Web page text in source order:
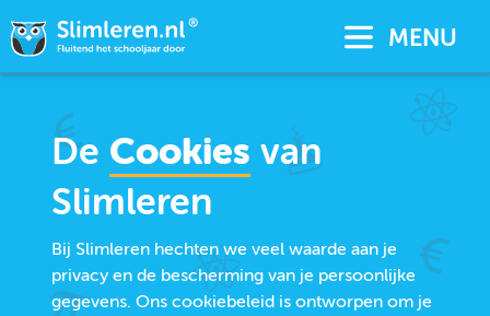
MENU
De Cookies van
Slimleren
Bij Slimleren hechten we veel waarde aan je
privacy en de bescherming van je persoonlijke
gegevens. Ons cookiebeleid is ontworpen om je